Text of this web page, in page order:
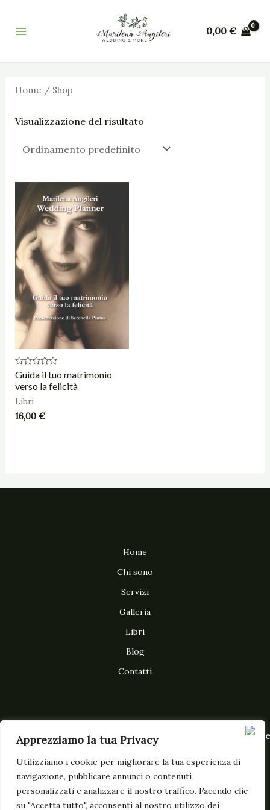
Apprezziamo la tua Privacy
Utilizziamo i cookie per migliorare la tua esperienza di
navigazione, pubblicare annunci o contenuti
personalizzati e analizzare il nostro traffico. Facendo clic
su "Accetta tutto", acconsenti al nostro utilizzo dei
contenuto
Menu
0,00 €
Home / Shop
Visualizzazione del risultato
Valutato
0
su
Guida il tuo matrimonio
verso la felicità
Libri
16,00 €
Home
Chi sono
Servizi
Galleria
Libri
Blog
Contatti